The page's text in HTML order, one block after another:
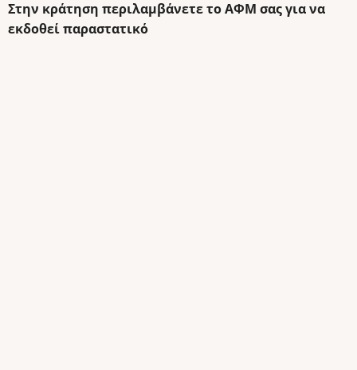
Στην κράτηση περιλαμβάνετε το ΑΦΜ σας για να
εκδοθεί παραστατικό